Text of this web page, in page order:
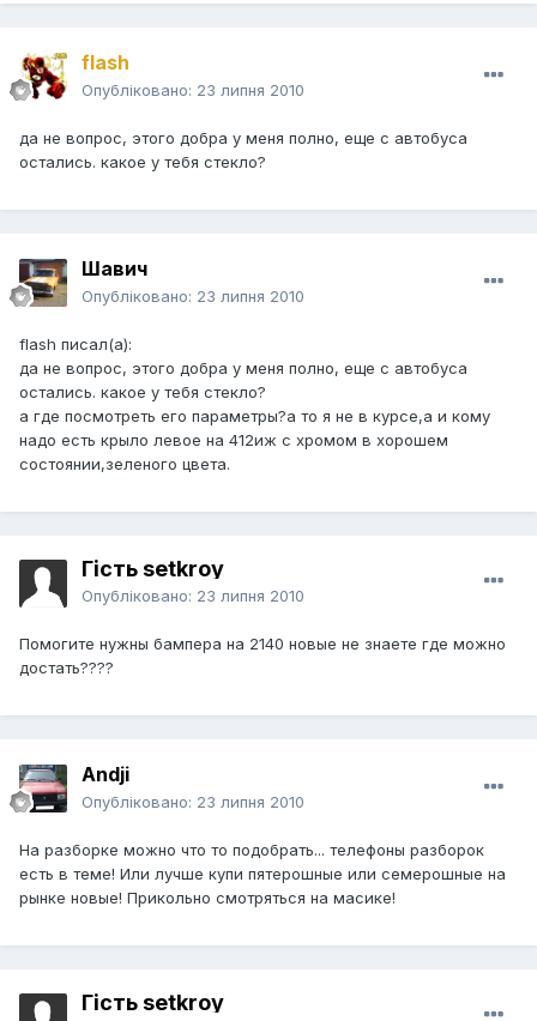
flash
Опубліковано: 23 липня 2010
да не вопрос, этого добра у меня полно, еще с автобуса
остались. какое у тебя стекло?
Шавич
Опубліковано: 23 липня 2010
flash писал(а):
да не вопрос, этого добра у меня полно, еще с автобуса
остались. какое у тебя стекло?
а где посмотреть его параметры?а то я не в курсе,а и кому
надо есть крыло левое на 412иж с хромом в хорошем
состоянии,зеленого цвета.
Гість setkroy
Опубліковано: 23 липня 2010
Помогите нужны бампера на 2140 новые не знаете где можно
достать????
Andji
Опубліковано: 23 липня 2010
На разборке можно что то подобрать... телефоны разборок
есть в теме! Или лучше купи пятерошные или семерошные на
рынке новые! Прикольно смотряться на масике!
Гість setkroy